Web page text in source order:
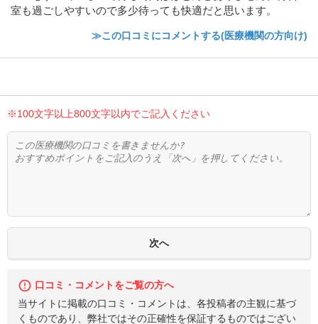
室も過ごしやすいので多少待っても快適だと思います。
≫この口コミにコメントする(医療機関の方向け)
※100文字以上800文字以内でご記入ください
口コミ・コメントをご覧の方へ
当サイトに掲載の口コミ・コメントは、各投稿者の主観に基づ
くものであり、弊社ではその正確性を保証するものではござい